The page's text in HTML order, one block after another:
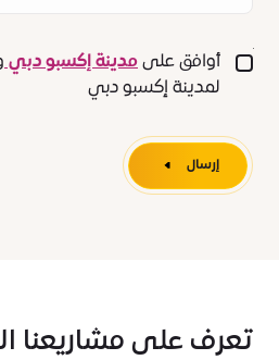
أوافق على مدينة إكسبو دبي
لمدينة إكسبو دبي
إرسال
تعرف على مشاريعنا